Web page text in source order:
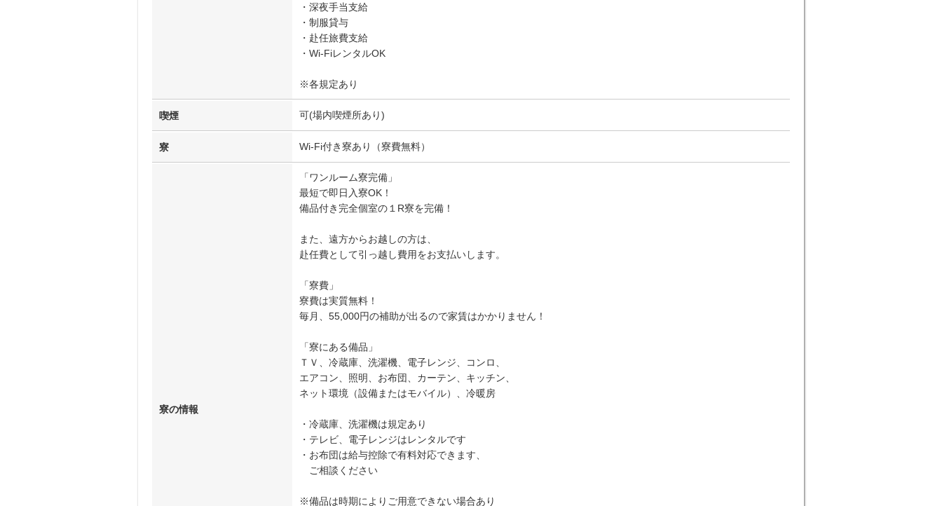
・深夜手当支給
・制服貸与
・赴任旅費支給
・Wi-FiレンタルOK
※各規定あり
喫煙 可(場内喫煙所あり)
寮 Wi-Fi付き寮あり（寮費無料）
寮の情報
「ワンルーム寮完備」
最短で即日入寮OK！
備品付き完全個室の１R寮を完備！
また、遠方からお越しの方は、
赴任費として引っ越し費用をお支払いします。
「寮費」
寮費は実質無料！
毎月、55,000円の補助が出るので家賃はかかりません！
「寮にある備品」
ＴＶ、冷蔵庫、洗濯機、電子レンジ、コンロ、
エアコン、照明、お布団、カーテン、キッチン、
ネット環境（設備またはモバイル）、冷暖房
・冷蔵庫、洗濯機は規定あり
・テレビ、電子レンジはレンタルです
・お布団は給与控除で有料対応できます、
ご相談ください
※備品は時期によりご用意できない場合あり